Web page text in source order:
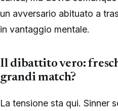
un avversario abituato a
in vantaggio mentale.
Il dibattito vero:
grandi match?
La tensione sta qui. Sinner